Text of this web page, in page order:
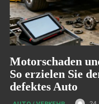
Motorschaden
So erzielen Sie
defektes Auto